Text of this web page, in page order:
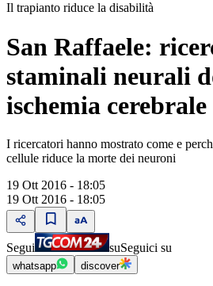
Il trapianto riduce la disabilità
San Raffaele:
staminali neurali
ischemia cerebrale
I ricercatori hanno mostrato come e
cellule riduce la morte dei neuroni
19 Ott 2016 - 18:05
19 Ott 2016 - 18:05
Segui suSeguici su
whatsapp discover